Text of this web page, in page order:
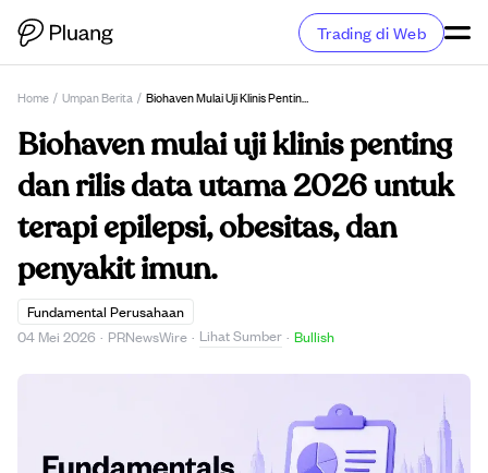
Trading di Web
Home / Umpan Berita / Biohaven Mulai Uji Klinis Penting Dan Rilis Data Utama 2026 Untuk Terapi Epilepsi, Obesitas, Dan Penyakit Imun.
Biohaven mulai uji klinis penting
dan rilis data utama 2026 untuk
terapi epilepsi, obesitas, dan
penyakit imun.
Fundamental Perusahaan
04 Mei 2026 · PRNewsWire · Lihat Sumber · Bullish